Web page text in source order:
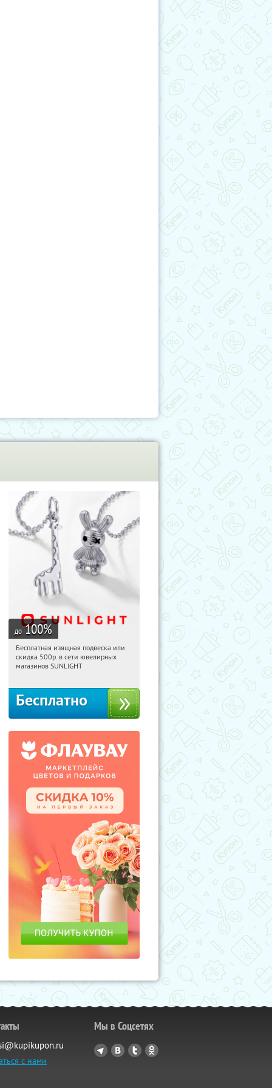
до 100%
23:31:24 Получили:
Россия
Бесплатная изящная подвеска или
скидка 500р. в сети ювелирных
магазинов SUNLIGHT
Бесплатно
с нами
Мы в Соцсетях